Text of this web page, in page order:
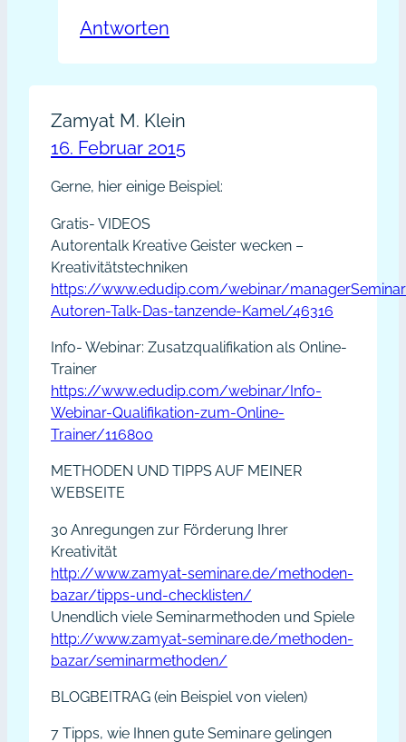
Antworten
Zamyat M. Klein
16. Februar 2015
Gerne, hier einige Beispiel:
Gratis- VIDEOS
Autorentalk Kreative Geister wecken –
Kreativitätstechniken
https://www.edudip.com/webinar/
Autoren-Talk-Das-tanzende-Kamel/46316
Info- Webinar: Zusatzqualifikation als Online-
Trainer
https://www.edudip.com/webinar/Info-
Webinar-Qualifikation-zum-Online-
Trainer/116800
METHODEN UND TIPPS AUF MEINER
WEBSEITE
30 Anregungen zur Förderung Ihrer
Kreativität
http://www.zamyat-seminare.de/methoden-
bazar/tipps-und-checklisten/
Unendlich viele Seminarmethoden und Spiele
http://www.zamyat-seminare.de/methoden-
bazar/seminarmethoden/
BLOGBEITRAG (ein Beispiel von vielen)
7 Tipps, wie Ihnen gute Seminare gelingen